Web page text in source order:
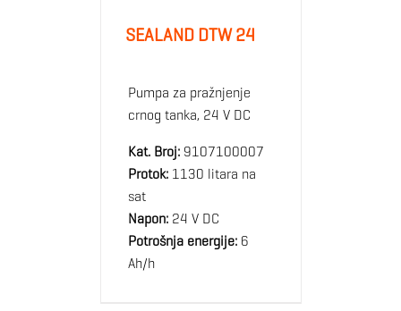
SEALAND DTW 24
Pumpa za pražnjenje
crnog tanka, 24 V DC
Kat. Broj:9107100007
Protok:1130 litara na
sat
Napon:24 V DC
Potrošnja energije:6
Ah/h